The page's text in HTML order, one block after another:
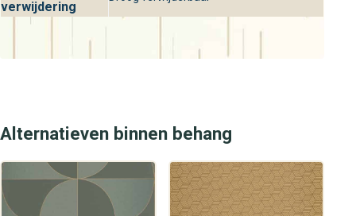
verwijdering
Alternatieven binnen behang